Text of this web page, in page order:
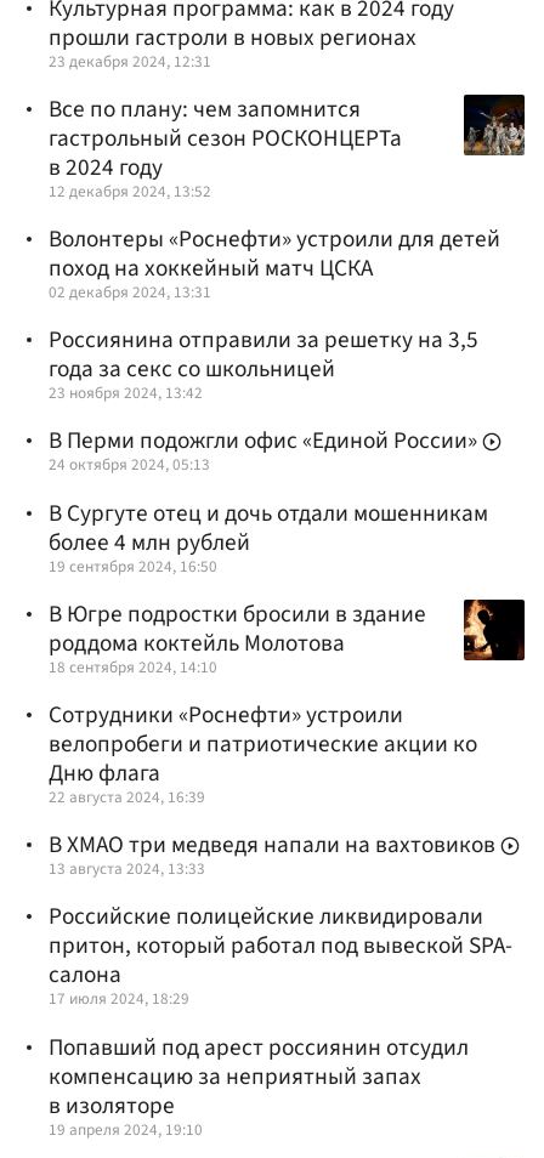
Культурная программа: как в 2024 году
прошли гастроли в новых регионах
23 декабря 2024, 12:31
Все по плану: чем запомнится
гастрольный сезон РОСКОНЦЕРТа
в 2024 году
12 декабря 2024, 13:52
Волонтеры «Роснефти» устроили для детей
поход на хоккейный матч ЦСКА
02 декабря 2024, 13:31
Россиянина отправили за решетку на 3,5
года за секс со школьницей
23 ноября 2024, 13:42
В Перми подожгли офис «Единой России»
24 октября 2024, 05:13
В Сургуте отец и дочь отдали мошенникам
более 4 млн рублей
19 сентября 2024, 16:50
В Югре подростки бросили в здание
роддома коктейль Молотова
18 сентября 2024, 14:10
Сотрудники «Роснефти» устроили
велопробеги и патриотические акции ко
Дню флага
22 августа 2024, 16:39
В ХМАО три медведя напали на вахтовиков
13 августа 2024, 13:33
Российские полицейские ликвидировали
притон, который работал под вывеской SPA-
салона
17 июля 2024, 18:29
Попавший под арест россиянин отсудил
компенсацию за неприятный запах
в изоляторе
19 апреля 2024, 19:10